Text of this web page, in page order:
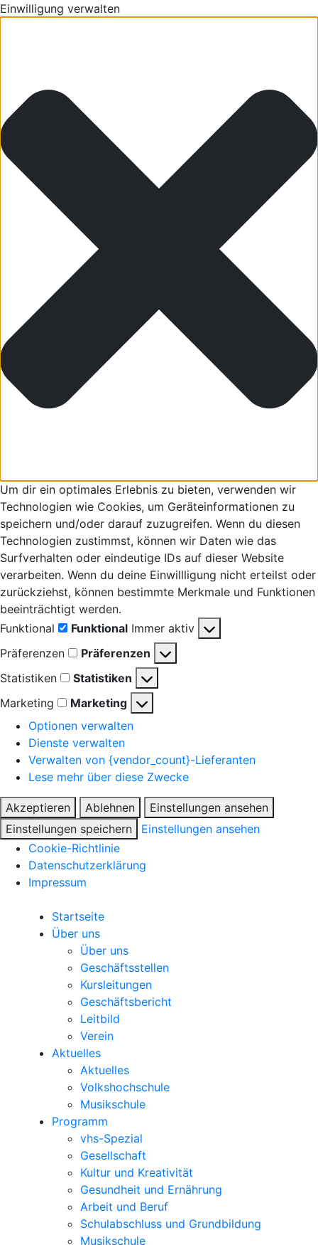
Einwilligung verwalten
Um dir ein optimales Erlebnis zu bieten, verwenden wir
Technologien wie Cookies, um Geräteinformationen zu
speichern und/oder darauf zuzugreifen. Wenn du diesen
Technologien zustimmst, können wir Daten wie das
Surfverhalten oder eindeutige IDs auf dieser Website
verarbeiten. Wenn du deine Einwillligung nicht erteilst oder
zurückziehst, können bestimmte Merkmale und Funktionen
beeinträchtigt werden.
Funktional
Funktional Immer aktiv
Präferenzen
Präferenzen
Statistiken
Statistiken
Marketing
Marketing
Optionen verwalten
Dienste verwalten
Verwalten von {vendor_count}-Lieferanten
Lese mehr über diese Zwecke
Akzeptieren Ablehnen
Einstellungen ansehen
Einstellungen speichern
Einstellungen ansehen
Cookie-Richtlinie
Datenschutzerklärung
Impressum
Startseite
Über uns
Über uns
Geschäftsstellen
Kursleitungen
Geschäftsbericht
Leitbild
Verein
Aktuelles
Aktuelles
Volkshochschule
Musikschule
Programm
vhs-Spezial
Gesellschaft
Kultur und Kreativität
Gesundheit und Ernährung
Arbeit und Beruf
Schulabschluss und Grundbildung
Musikschule